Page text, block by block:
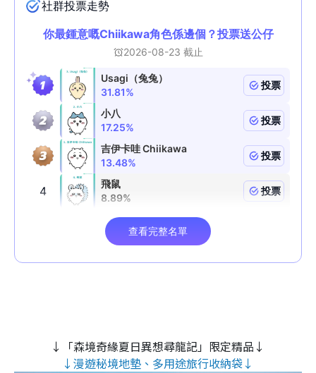
↓「森境奇緣夏日異想尋龍記」限定精品↓
↓漫遊秘境地墊、多用途旅行收納袋↓